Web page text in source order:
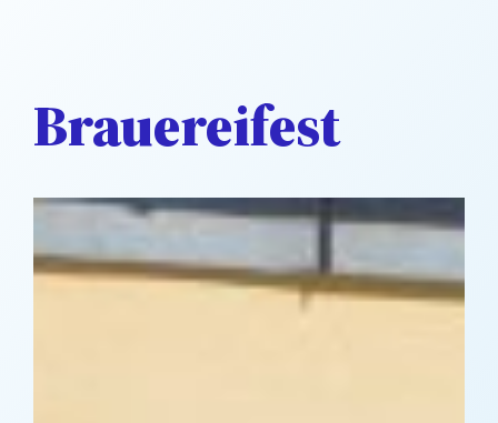
Brauereifest